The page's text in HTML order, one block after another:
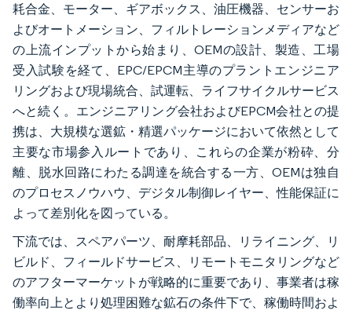
耗合金、モーター、ギアボックス、油圧機器、センサーお
よびオートメーション、フィルトレーションメディアなど
の上流インプットから始まり、OEMの設計、製造、工場
受入試験を経て、EPC/EPCM主導のプラントエンジニア
リングおよび現場統合、試運転、ライフサイクルサービス
へと続く。エンジニアリング会社およびEPCM会社との提
携は、大規模な選鉱・精選パッケージにおいて依然として
主要な市場参入ルートであり、これらの企業が粉砕、分
離、脱水回路にわたる調達を統合する一方、OEMは独自
のプロセスノウハウ、デジタル制御レイヤー、性能保証に
よって差別化を図っている。
下流では、スペアパーツ、耐摩耗部品、リライニング、リ
ビルド、フィールドサービス、リモートモニタリングなど
のアフターマーケットが戦略的に重要であり、事業者は稼
働率向上とより処理困難な鉱石の条件下で、稼働時間およ